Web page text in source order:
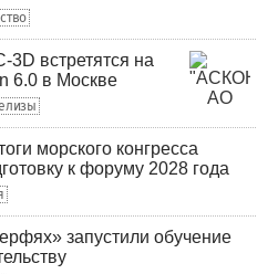
встретятся на
6.0 в Москве
морского конгресса
к форуму 2028 года
запустили обучение